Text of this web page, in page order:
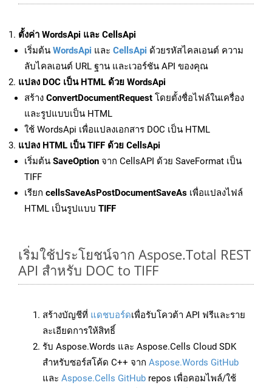
ตั้งค่า WordsApi และ CellsApi
เริ่มต้น WordsApi และ CellsApi ด้วยรหัสไคลเอนต์ ความ
ลับไคลเอนต์ URL ฐาน และเวอร์ชัน API ของคุณ
แปลง DOC เป็น HTML ด้วย WordsApi
สร้าง ConvertDocumentRequest โดยตั้งชื่อไฟล์ในเครื่อง
และรูปแบบเป็น HTML
ใช้ WordsApi เพื่อแปลงเอกสาร DOC เป็น HTML
แปลง HTML เป็น TIFF ด้วย CellsApi
เริ่มต้น SaveOption จาก CellsAPI ด้วย SaveFormat เป็น
TIFF
เรียก cellsSaveAsPostDocumentSaveAs เพื่อแปลงไฟล์
HTML เป็นรูปแบบ TIFF
เริ่มใช้ประโยชน์จาก Aspose.Total REST
API สำหรับ DOC to TIFF
สร้างบัญชีที่ แดชบอร์ดเพื่อรับโควต้า API ฟรีและราย
ละเอียดการให้สิทธิ์
รับ Aspose.Words และ Aspose.Cells Cloud SDK
สำหรับซอร์สโค้ด C++ จาก Aspose.Words GitHub
และ Aspose.Cells GitHub repos เพื่อคอมไพล์/ใช้